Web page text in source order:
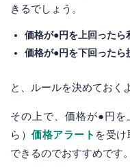
きるでしょう。
価格が●円を上回ったら
価格が●円を下回ったら
と、ルールを決めておく
その上で、価格が●円
ら） 価格アラート を受
できるのでおすすめです。